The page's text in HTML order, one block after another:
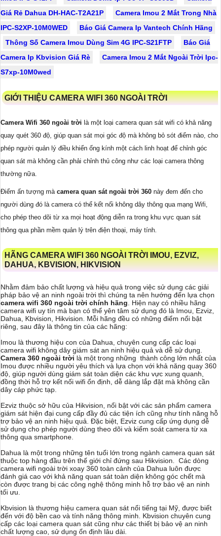
Giá Rẻ Dahua DH-HAC-T2A21P
Camera Imou 2 Mắt Trong Nhà
IPC-S2XP-10M0WED
Báo Giá Camera Ip Vantech Chính Hãng
Thông Số Camera Imou Dùng Sim 4G IPC-S21FTP
Báo Giá
Camera Ip Kbvision Giá Rè
Camera Imou 2 Mắt Ngoài Trời Ipc-
S7xp-10M0wed
GIỚI THIỆU CAMERA WIFI 360 NGOÀI TRỜI
Camera Wifi 360 ngoài trời là một loại camera quan sát wifi có khả năng
quay quét 360 độ, giúp quan sát mọi góc độ mà không bỏ sót điểm nào, cho
phép người quản lý điều khiển ống kính một cách linh hoạt để chỉnh góc
quan sát mà không cần phải chỉnh thủ công như các loại camera thông
thường nữa.
Điểm ấn tượng mà camera quan sát ngoài trời 360 này đem đến cho
người dùng đó là camera có thể kết nối không dây thông qua mạng Wifi,
cho phép theo dõi từ xa mọi hoạt động diễn ra trong khu vực quan sát
thông qua phần mềm quản lý trên điện thoại, máy tính.
HÃNG CAMERA WIFI 360 NGOÀI TRỜI IMOU, EZVIZ,
DAHUA, KBVISION, HIKVISION
Nhằm đảm bảo chất lượng và hiệu quả trong việc sử dụng các giải
pháp bảo vệ an ninh ngoài trời thì chúng ta nên hướng đến lựa chọn
camera wifi 360 ngoài trời chính hãng . Hiện nay có nhiều hãng
camera wifi uy tín mà bạn có thể yên tâm sử dụng đó là Imou, Ezviz,
Dahua, Kbvision, Hikvision. Mỗi hãng đều có những điểm nổi bật
riêng, sau đây là thông tin của các hãng:
Imou là thương hiệu con của Dahua, chuyên cung cấp các loại
camera wifi không dây giám sát an ninh hiệu quả và dễ sử dụng.
Camera 360 ngoài trời là một trong những thành công lớn nhất của
Imou được nhiều người yêu thích và lựa chọn với khả năng quay 360
độ, giúp người dùng giám sát toàn diện các khu vực xung quanh,
đồng thời hỗ trợ kết nối wifi ổn định, dễ dàng lắp đặt mà không cần
dây cáp phức tạp.
Ezviz thuộc sở hữu của Hikvision, nổi bật với các sản phẩm camera
giám sát hiện đại cung cấp đầy đủ các tiện ích cũng như tính năng hỗ
trợ bảo vệ an ninh hiệu quả. Đặc biệt, Ezviz cung cấp ứng dụng dễ
sử dụng cho phép người dùng theo dõi và kiểm soát camera từ xa
thông qua smartphone.
Dahua là một trong những tên tuổi lớn trong ngành camera quan sát
thuộc top hàng đầu trên thế giới chỉ đứng sau Hikvision. Các dòng
camera wifi ngoài trời xoay 360 toàn cảnh của Dahua luôn được
đánh giá cao với khả năng quan sát toàn diện không góc chết mà
còn được trang bị các công nghệ thông minh hỗ trợ bảo vệ an ninh
tối ưu.
Kbvision là thương hiệu camera quan sát nổi tiếng tại Mỹ, được biết
đến với độ bền cao và tính năng thông minh. Kbvision chuyên cung
cấp các loại camera quan sát cũng như các thiết bị bảo vệ an ninh
chất lượng cao, sử dụng ổn định lâu dài.